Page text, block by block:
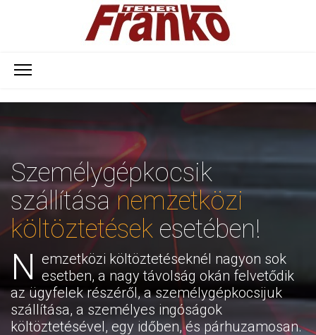
Személygépkocsik
szállításanemzetközi
költöztetések esetében!
N emzetközi költöztetéseknél nagyon sok
esetben, a nagy távolság okán felvetődik
az ügyfelek részéről, a személygépkocsijuk
szállítása, a személyes ingóságok
költöztetésével, egy időben, és párhuzamosan.